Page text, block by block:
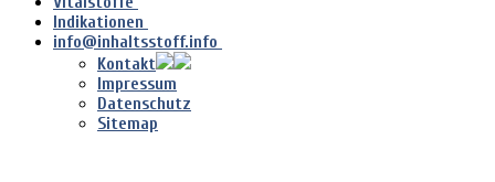
Indikationen
info@inhaltsstoff.info
Kontakt
Impressum
Datenschutz
Sitemap